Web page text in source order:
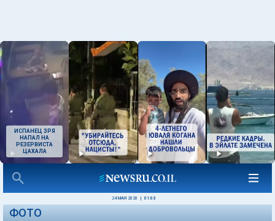
ИСПАНЕЦ ЗРЯ
НАПАЛ НА
РЕЗЕРВИСТА
ЦАХАЛА
24 МАЯ 2020 01:03
ФОТО